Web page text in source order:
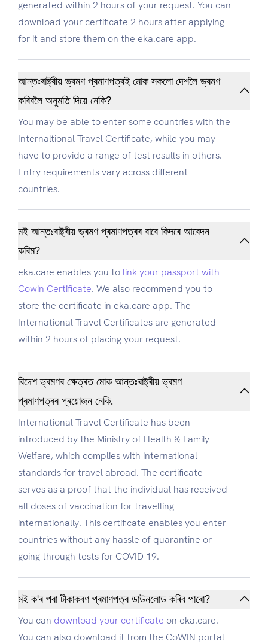
generated within 2 hours of your request. You can
download your certificate 2 hours after applying
for it and store them on the eka.care app.
আন্তঃৰাষ্ট্ৰীয় ভ্ৰমণ প্ৰমাণপত্ৰই মোক সকলো দেশলৈ ভ্ৰমণ
কৰিবলৈ অনুমতি দিয়ে নেকি?
You may be able to enter some countries with the
Internaltional Travel Certificate, while you may
have to provide a range of test results in others.
Entry requirements vary across different
countries.
মই আন্তঃৰাষ্ট্ৰীয় ভ্ৰমণ প্ৰমাণপত্ৰৰ বাবে কিদৰে আবেদন
কৰিম?
eka.care enables you to link your passport with
Cowin Certificate. We also recommend you to
store the certificate in eka.care app. The
International Travel Certificates are generated
within 2 hours of placing your request.
বিদেশ ভ্ৰমণৰ ক্ষেত্ৰত মোক আন্তঃৰাষ্ট্ৰীয় ভ্ৰমণ
প্ৰমাণপত্ৰৰ প্ৰয়োজন নেকি.
International Travel Certificate has been
introduced by the Ministry of Health & Family
Welfare, which complies with international
standards for travel abroad. The certificate
serves as a proof that the individual has received
all doses of vaccination for travelling
internationally. This certificate enables you enter
countries without any hassle of quarantine or
going through tests for COVID-19.
মই ক'ৰ পৰা টীকাকৰণ প্ৰমাণপত্ৰ ডাউনলোড কৰিব পাৰো?
You can download your certificate on eka.care.
You can also download it from the CoWIN portal